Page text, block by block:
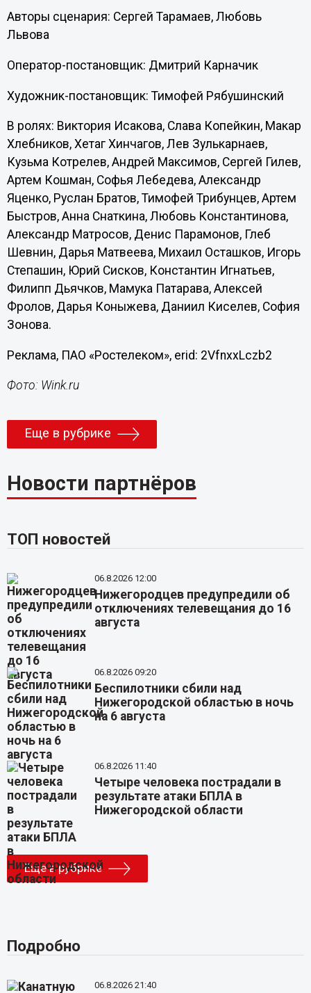
Авторы сценария: Сергей Тарамаев, Любовь
Львова
Оператор-постановщик: Дмитрий Карначик
Художник-постановщик: Тимофей Рябушинский
В ролях: Виктория Исакова, Слава Копейкин, Макар
Хлебников, Хетаг Хинчагов, Лев Зулькарнаев,
Кузьма Котрелев, Андрей Максимов, Сергей Гилев,
Артем Кошман, Софья Лебедева, Александр
Яценко, Руслан Братов, Тимофей Трибунцев, Артем
Быстров, Анна Снаткина, Любовь Константинова,
Александр Матросов, Денис Парамонов, Глеб
Шевнин, Дарья Матвеева, Михаил Осташков, Игорь
Степашин, Юрий Сисков, Константин Игнатьев,
Филипп Дьячков, Мамука Патарава, Алексей
Фролов, Дарья Коныжева, Даниил Киселев, София
Зонова.
Реклама, ПАО «Ростелеком», erid: 2VfnxxLczb2
Фото: Wink.ru
Еще в рубрике
Новости партнёров
ТОП новостей
06.8.2026 12:00
Нижегородцев предупредили об
отключениях телевещания до 16
августа
06.8.2026 09:20
Беспилотники сбили над
Нижегородской областью в ночь
на 6 августа
06.8.2026 11:40
Четыре человека пострадали в
результате атаки БПЛА в
Нижегородской области
Еще в рубрике
Подробно
06.8.2026 21:40